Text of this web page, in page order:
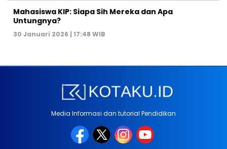
Mahasiswa KIP: Siapa Sih Mereka dan Apa
Untungnya?
30 Januari 2026 | 17:48 WIB
Media Informasi dan tutorial Pendidikan